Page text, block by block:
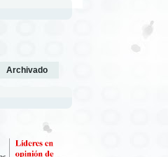
Archivado